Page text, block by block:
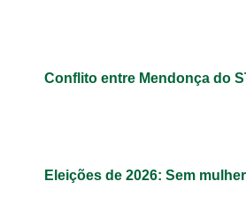
Conflito entre Mendonça do
Eleições de 2026: Sem